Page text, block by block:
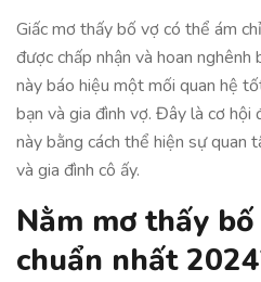
Giấc mơ thấy bố vợ có thể ám
được chấp nhận và hoan
này báo hiệu một mối quan hệ
bạn và gia đình vợ. Đây là cơ hội
này bằng cách thể hiện sự quan
và gia đình cô ấy.
Nằm mơ thấy
chuẩn nhất